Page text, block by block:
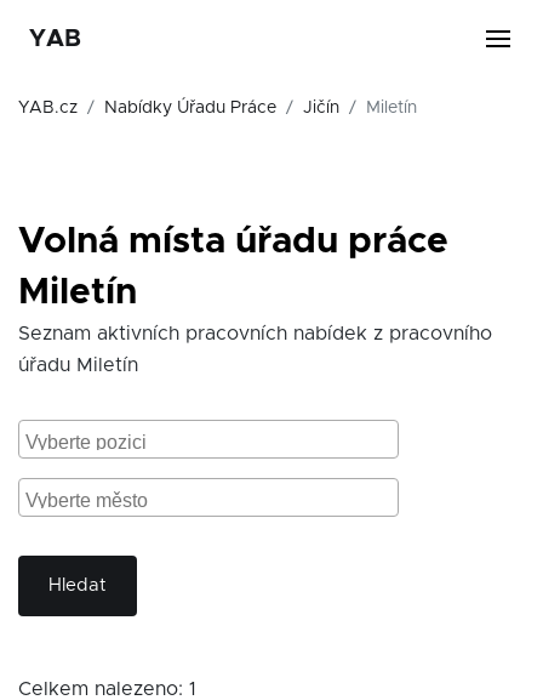
YAB
YAB.cz Nabídky Úřadu Práce Jičín Miletín
Volná místa úřadu práce
Miletín
Seznam aktivních pracovních nabídek z pracovního
úřadu Miletín
Hledat
Celkem nalezeno: 1